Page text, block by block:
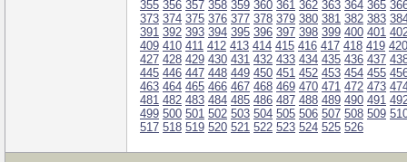
355 356 357 358 359 360 361 362 363 364 365
373 374 375 376 377 378 379 380 381 382 383
391 392 393 394 395 396 397 398 399 400 401
409 410 411 412 413 414 415 416 417 418 419 420
427 428 429 430 431 432 433 434 435 436 437
445 446 447 448 449 450 451 452 453 454 455
463 464 465 466 467 468 469 470 471 472 473
481 482 483 484 485 486 487 488 489 490 491
499 500 501 502 503 504 505 506 507 508 509
517 518 519 520 521 522 523 524 525 526